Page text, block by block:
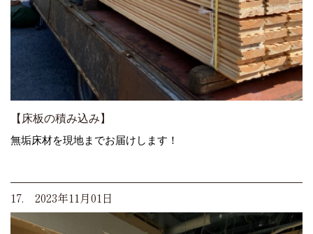
【床板の積み込み】
無垢床材を現地までお届けします！
17. 2023年11月01日